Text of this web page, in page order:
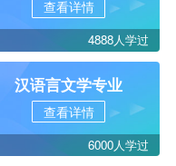
查看详情
4888人学过
汉语言文学专业
查看详情
6000人学过